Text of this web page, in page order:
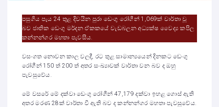
පසුගිය පැය 24 තුළ දිවයින පුරා ඩෙංගු රෝගීන් 1,069ක් වාර්තා වූ
බව ජාතික ඩෙංගු මර්දන ඒකකයේ වැඩබලන අධ්‍යක්ෂ වෛද්‍ය කපිල
කන්නන්ගර මහතා පැවසීය.
වසංගත නොවන කාල වලදී, රට තුළ සාමාන්‍යයෙන් දිනකට ඩෙංගු
රෝගීන් 150 ත් 200 ත් අතර සංඛ්‍යාවක් වාර්තා වන බව ද ඔහු
පැවසුවේය.
මේ වසරේ මේ දක්වා ඩෙංගු රෝගීන් 47,179 දක්වා ඉහළ ගොස් ඇති
අතර මරණ 28ක් වාර්තා වී ඇති බව ද කන්නන්ගර මහතා පැවසුවේය.